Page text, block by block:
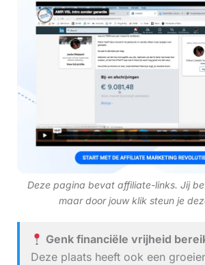
Deze pagina bevat affiliate-links. Jij
maar door jouw klik steun je
Genk financiële vrijheid
Deze plaats heeft ook een